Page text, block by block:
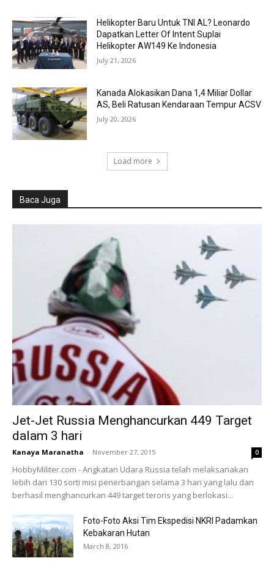
Helikopter Baru Untuk TNI AL? Leonardo
Dapatkan Letter Of Intent Suplai
Helikopter AW149 Ke Indonesia
July 21, 2026
Kanada Alokasikan Dana 1,4 Miliar Dollar
AS, Beli Ratusan Kendaraan Tempur ACSV
July 20, 2026
Load more
Baca Juga
Jet-Jet Russia Menghancurkan 449 Target
dalam 3 hari
Kanaya Maranatha - November 27, 2015 0
HobbyMiliter.com - Angkatan Udara Russia telah melaksanakan
lebih dari 130 sorti misi penerbangan selama 3 hari yang lalu dan
berhasil menghancurkan 449 target teroris yang berlokasi...
Foto-Foto Aksi Tim Ekspedisi NKRI Padamkan
Kebakaran Hutan
March 8, 2016